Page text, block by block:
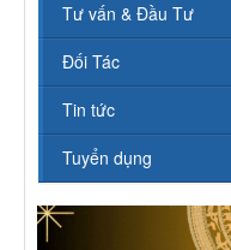
Tư vấn & Đầu Tư
Đối Tác
Tin tức
Tuyển dụng